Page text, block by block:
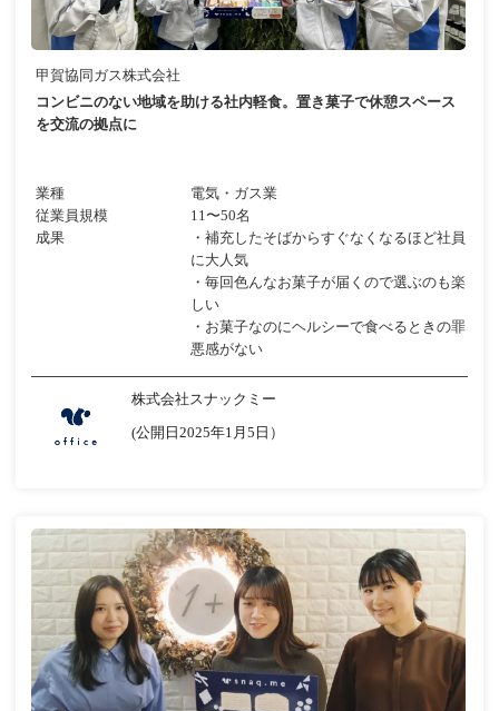
甲賀協同ガス株式会社
コンビニのない地域を助ける社内軽食。置き菓子で休憩スペース
を交流の拠点に
業種
電気・ガス業
従業員規模
11〜50名
成果
・補充したそばからすぐなくなるほど社員
に大人気
・毎回色んなお菓子が届くので選ぶのも楽
しい
・お菓子なのにヘルシーで食べるときの罪
悪感がない
株式会社スナックミー
(公開日2025年1月5日）